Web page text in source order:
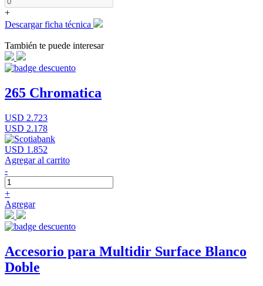
+
Descargar ficha técnica
También te puede interesar
265 Chromatica
USD 2.723
USD 2.178
USD 1.852
Agregar al carrito
-
+
Agregar
Accesorio para Multidir Surface Blanco
Doble